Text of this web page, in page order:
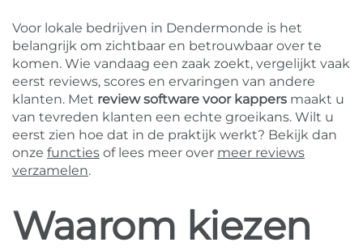
Voor lokale bedrijven in Dendermonde is het
belangrijk om zichtbaar en betrouwbaar over te
komen. Wie vandaag een zaak zoekt, vergelijkt vaak
eerst reviews, scores en ervaringen van andere
klanten. Met review software voor kappers maakt u
van tevreden klanten een echte groeikans. Wilt u
eerst zien hoe dat in de praktijk werkt? Bekijk dan
onze functies of lees meer over meer reviews
verzamelen.
Waarom kiezen